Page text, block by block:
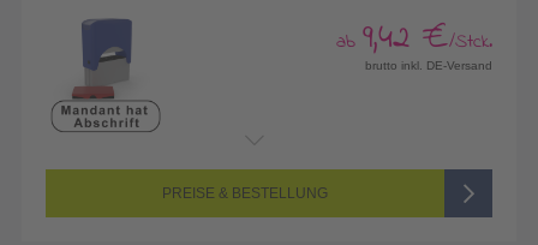
ab 9,42 €/Stck.
brutto inkl. DE-Versand
PREISE & BESTELLUNG